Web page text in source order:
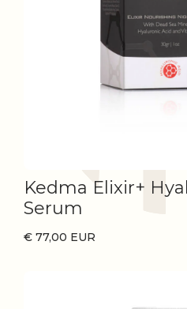
Kedma Elixir+
Serum
€ 77,00 EUR